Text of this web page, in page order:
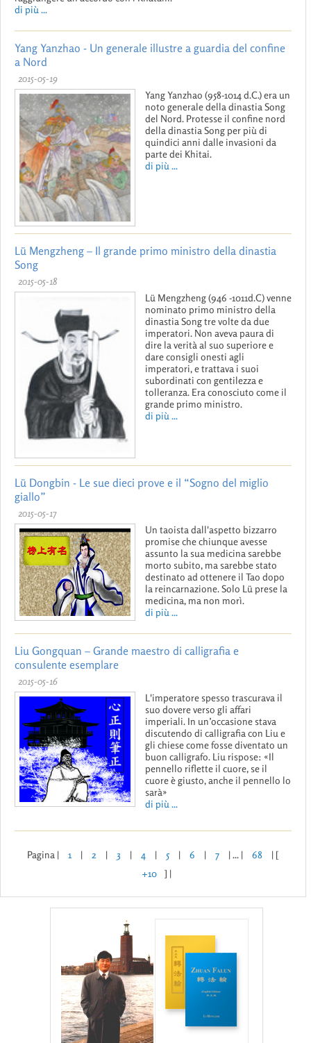
di più ...
Yang Yanzhao - Un generale illustre a guardia del confine
a Nord
2015-05-19
Yang Yanzhao (958-1014 d.C.) era un
noto generale della dinastia Song
del Nord. Protesse il confine nord
della dinastia Song per più di
quindici anni dalle invasioni da
parte dei Khitai.
di più ...
Lü Mengzheng – Il grande primo ministro della dinastia
Song
2015-05-18
Lü Mengzheng (946 -1011d.C) venne
nominato primo ministro della
dinastia Song tre volte da due
imperatori. Non aveva paura di
dire la verità al suo superiore e
dare consigli onesti agli
imperatori, e trattava i suoi
subordinati con gentilezza e
tolleranza. Era conosciuto come il
grande primo ministro.
di più ...
Lü Dongbin - Le sue dieci prove e il “Sogno del miglio
giallo”
2015-05-17
Un taoista dall'aspetto bizzarro
promise che chiunque avesse
assunto la sua medicina sarebbe
morto subito, ma sarebbe stato
destinato ad ottenere il Tao dopo
la reincarnazione. Solo Lü prese la
medicina, ma non morì.
di più ...
Liu Gongquan – Grande maestro di calligrafia e
consulente esemplare
2015-05-16
L'imperatore spesso trascurava il
suo dovere verso gli affari
imperiali. In un’occasione stava
discutendo di calligrafia con Liu e
gli chiese come fosse diventato un
buon calligrafo. Liu rispose: «Il
pennello riflette il cuore, se il
cuore è giusto, anche il pennello lo
sarà»
di più ...
Pagina | 1 | 2 | 3 | 4 | 5 | 6 | 7 | ... | 68
| [
+10
] |